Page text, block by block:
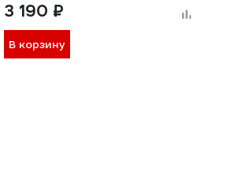
3 190 ₽
В корзину